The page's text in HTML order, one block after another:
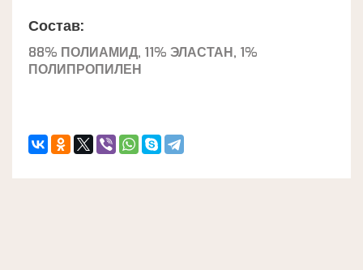
Состав:
88% ПОЛИАМИД, 11% ЭЛАСТАН, 1%
ПОЛИПРОПИЛЕН